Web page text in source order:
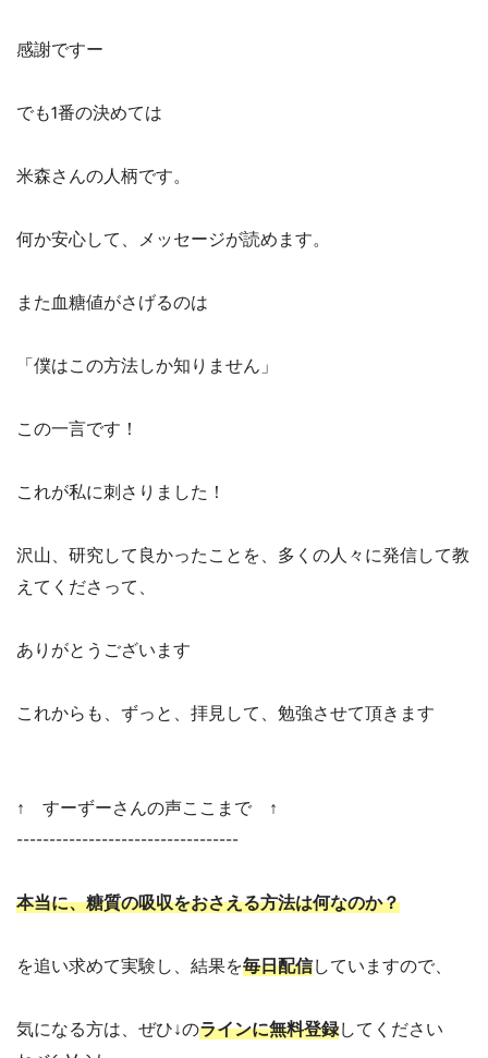
感謝ですー
でも1番の決めては
米森さんの人柄です。
何か安心して、メッセージが読めます。
また血糖値がさげるのは
「僕はこの方法しか知りません」
この一言です！
これが私に刺さりました！
沢山、研究して良かったことを、多くの人々に発信して教
えてくださって、
ありがとうございます
これからも、ずっと、拝見して、勉強させて頂きます
↑ すーずーさんの声ここまで ↑
----------------------------------
本当に、糖質の吸収をおさえる方法は何なのか？
を追い求めて実験し、結果を毎日配信していますので、
気になる方は、ぜひ↓のラインに無料登録してください